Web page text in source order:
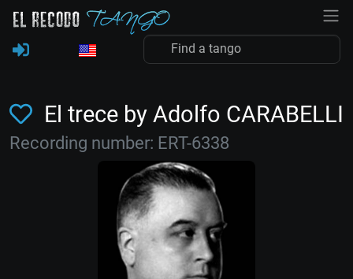
El trece by Adolfo CARABELLI
Recording number: ERT-6338